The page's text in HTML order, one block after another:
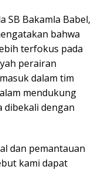
SB Bakamla Babel,
bahwa
terfokus pada
perairan
dalam tim
mendukung
dibekali dengan
dan pemantauan
kami dapat